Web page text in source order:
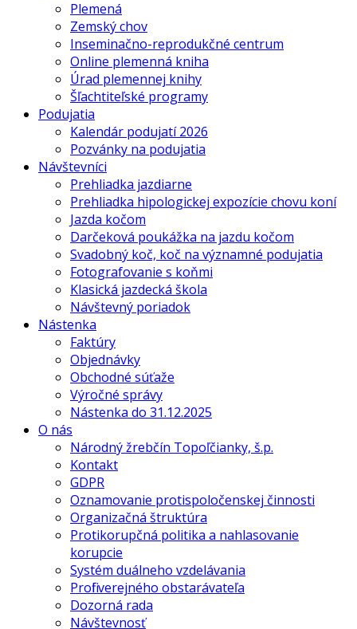
Plemená
Zemský chov
Inseminačno-reprodukčné centrum
Online plemenná kniha
Úrad plemennej knihy
Šľachtiteľské programy
Podujatia
Kalendár podujatí 2026
Pozvánky na podujatia
Návštevníci
Prehliadka jazdiarne
Prehliadka hipologickej expozície chovu koní
Jazda kočom
Darčeková poukážka na jazdu kočom
Svadobný koč, koč na významné podujatia
Fotografovanie s koňmi
Klasická jazdecká škola
Návštevný poriadok
Nástenka
Faktúry
Objednávky
Obchodné súťaže
Výročné správy
Nástenka do 31.12.2025
O nás
Národný žrebčín Topoľčianky, š.p.
Kontakt
GDPR
Oznamovanie protispoločenskej činnosti
Organizačná štruktúra
Protikorupčná politika a nahlasovanie
korupcie
Systém duálneho vzdelávania
Profil verejného obstarávateľa
Dozorná rada
Návštevnosť